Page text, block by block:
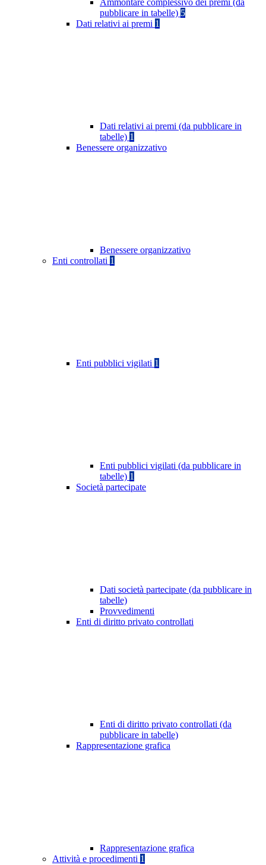
Ammontare complessivo dei premi (da
pubblicare in tabelle) 5
Dati relativi ai premi 1
Dati relativi ai premi (da pubblicare in
tabelle) 1
Benessere organizzativo
Benessere organizzativo
Enti controllati 1
Enti pubblici vigilati 1
Enti pubblici vigilati (da pubblicare in
tabelle) 1
Società partecipate
Dati società partecipate (da pubblicare in
tabelle)
Provvedimenti
Enti di diritto privato controllati
Enti di diritto privato controllati (da
pubblicare in tabelle)
Rappresentazione grafica
Rappresentazione grafica
Attività e procedimenti 1